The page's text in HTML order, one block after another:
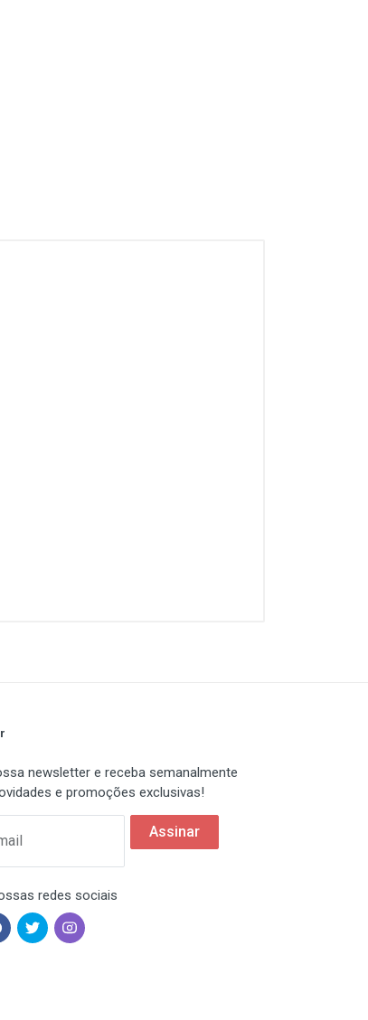
newsletter e receba semanalmente
e promoções exclusivas!
Assinar
redes sociais